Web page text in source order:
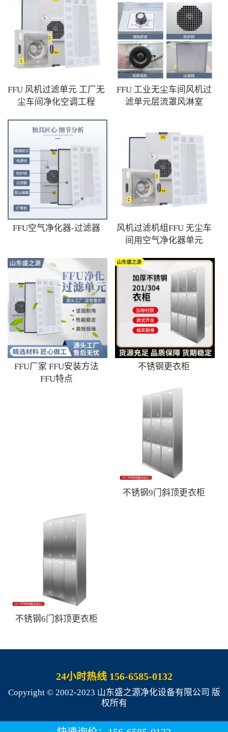
FFU 风机过滤单元 工厂无
尘车间净化空调工程
FFU 工业无尘车间风机过
滤单元层流罩风淋室
FFU空气净化器-过滤器
风机过滤机组FFU 无尘车
间用空气净化器单元
FFU厂家 FFU安装方法
FFU特点
不锈钢更衣柜
不锈钢9门斜顶更衣柜
不锈钢6门斜顶更衣柜
24小时热线 156-6585-0132
Copyright © 2002-2023 山东盛之源净化设备有限公司 版
权所有